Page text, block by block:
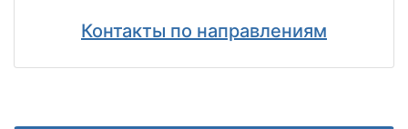
Контакты по направлениям